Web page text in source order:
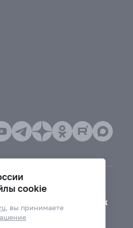
Версия для слабовидящих
cookie
, вы принимаете